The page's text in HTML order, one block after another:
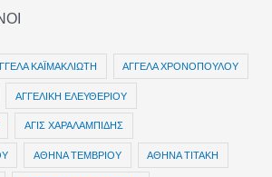
ΚΑΪΜΑΚΛΙΩΤΗ ΑΓΓΕΛΑ ΧΡΟΝΟΠΟΥΛΟΥ
ΑΓΓΕΛΙΚΗ ΕΛΕΥΘΕΡΙΟΥ
ΑΓΙΣ ΧΑΡΑΛΑΜΠΙΔΗΣ
ΑΘΗΝΑ ΤΕΜΒΡΙΟΥ ΑΘΗΝΑ ΤΙΤΑΚΗ